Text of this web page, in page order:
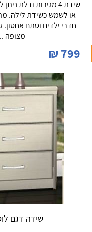
שידת 4 מגירות ודלת
או לשמש כשידת לילה.
חדרי ילדים וסתם
מצופה
799
₪
שידה דגם